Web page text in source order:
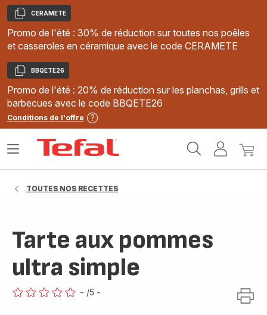
Copier
CERAMETE
Promo de l'été : 30% de réduction sur toutes nos poêles
et casseroles en céramique avec le code CERAMETE
Copier
BBQETE26
Promo de l'été : 20% de réduction sur les planchas, grills et
barbecues avec le code BBQETE26
Conditions de l'offre
MonMon
Ouvrir
TOUTES NOS RECETTES
Tarte aux pommes
ultra simple
- /5 -